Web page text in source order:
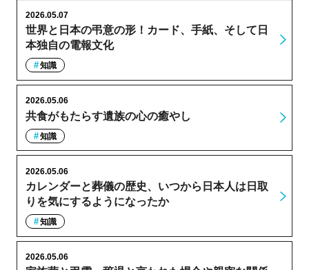
世界と日本の弔意の形！カード、手紙、そして日
本独自の電報文化
2026.05.07
知識
共食がもたらす遺族の心の癒やし
2026.05.06
知識
カレンダーと葬儀の歴史、いつから日本人は日取
りを気にするようになったか
2026.05.06
知識
2026.05.06